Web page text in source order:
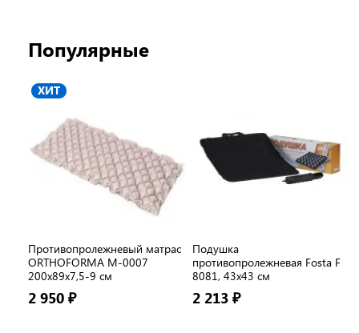
Популярные
ХИТ
Противопролежневый матрас
ORTHOFORMA М-0007
200х89х7,5-9 см
2 950 ₽
Подушка
противопролежневая Fosta F
8081, 43x43 см
2 213 ₽